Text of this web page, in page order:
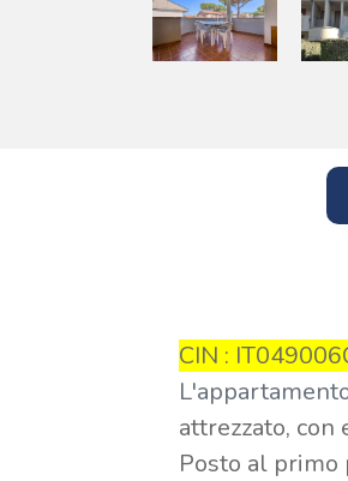
CIN :
attrezzato, con
Posto al primo